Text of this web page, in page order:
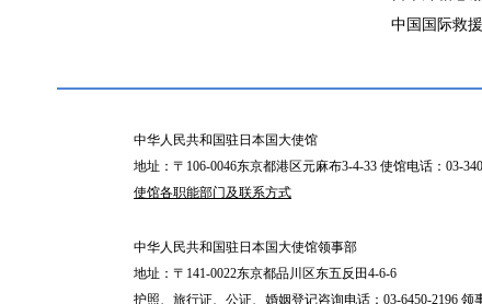
中国国际救
中华人民共和国驻日本国大使馆
地址：〒106-0046东京都港区元麻布3-4-33 使馆电话：03-
使馆各职能部门及联系方式
中华人民共和国驻日本国大使馆领事部
地址：〒141-0022东京都品川区东五反田4-6-6
护照、旅行证、公证、婚姻登记咨询电话：03-6450-2196 领